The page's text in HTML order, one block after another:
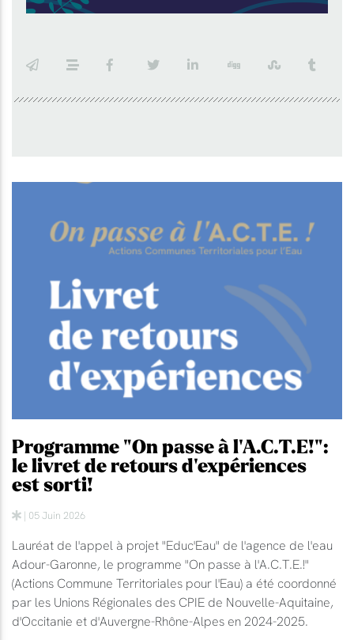
Programme "On passe à l'A.C.T.E!":
le livret de retours d'expériences
est sorti!
| 05 Juin 2026
Lauréat de l'appel à projet "Educ'Eau" de l'agence de l'eau
Adour-Garonne, le programme "On passe à l'A.C.T.E.!"
(Actions Commune Territoriales pour l'Eau) a été coordonné
par les Unions Régionales des CPIE de Nouvelle-Aquitaine,
d'Occitanie et d'Auvergne-Rhône-Alpes en 2024-2025.